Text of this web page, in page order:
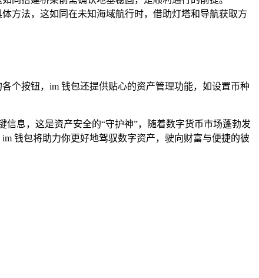
方法，这如同在未知海域航行时，借助灯塔和导航获取方
个按钮，im 钱包还提供贴心的资产管理功能，如设置币种
息，这是资产安全的“守护神”，随着数字货币市场蓬勃发
钱包将助力你更好地驾驭数字资产，驶向财富与便捷的彼